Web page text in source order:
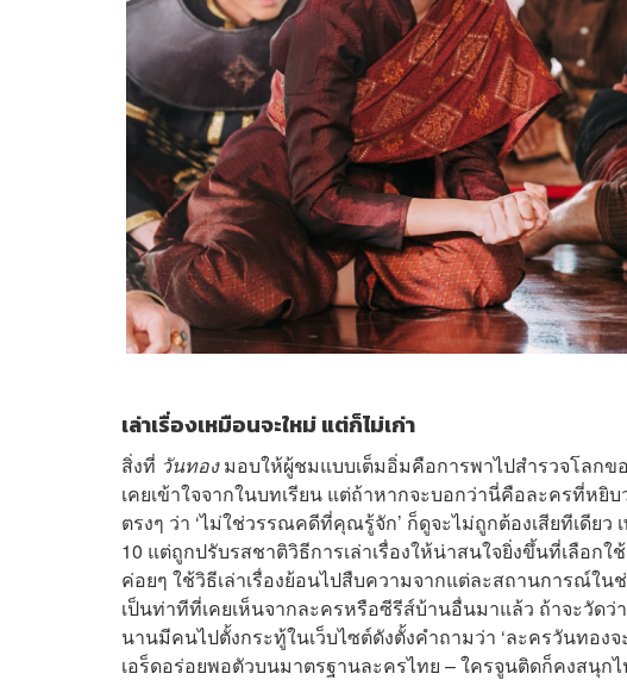
เล่าเรื่องเหมือนจะใหม่ แต่ก็ไม่เก่า
สิ่งที่ วันทองมอบให้ผู้ชมแบบเต็มอิ่มคือการพาไปสำรวจโลก
เคยเข้าใจจากในบทเรียน แต่ถ้าหากจะบอกว่านี่คือละครที่หยิ
ตรงๆ ว่า ‘ไม่ใช่วรรณคดีที่คุณรู้จัก’ ก็ดูจะไม่ถูกต้องเสียทีเดียว
10 แต่ถูกปรับรสชาติวิธีการเล่าเรื่องให้น่าสนใจยิ่งขึ้นที่เลือก
ค่อยๆ ใช้วิธีเล่าเรื่องย้อนไปสืบความจากแต่ละสถานการณ์ใ
เป็นท่าทีที่เคยเห็นจากละครหรือซีรีส์บ้านอื่นมาแล้ว ถ้าจะวั
นานมีคนไปตั้งกระทู้ในเว็บไซต์ดังตั้งคำถามว่า ‘ละครวันทอง
เอร็ดอร่อยพอตัวบนมาตรฐานละครไทย – ใครจูนติดก็คงสนุ